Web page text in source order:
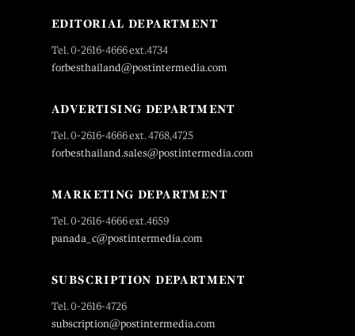
EDITORIAL DEPARTMENT
Tel. 0-2616-4666 ext.4734
forbesthailand@postintermedia.com
ADVERTISING DEPARTMENT
Tel. 0-2616-4666 ext. 4768,4725
forbesthailand.sales@postintermedia.com
MARKETING DEPARTMENT
Tel. 0-2616-4666 ext.4659
panada_c@postintermedia.com
SUBSCRIPTION DEPARTMENT
Tel. 0-2616-4726
subscription@postintermedia.com